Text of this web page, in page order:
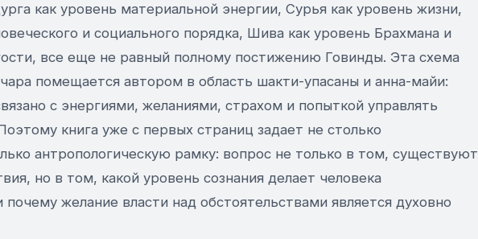
как уровень материальной энергии, Сурья как уровень жизни,
и социального порядка, Шива как уровень Брахмана и
все еще не равный полному постижению Говинды. Эта схема
помещается автором в область шакти-упасаны и анна-майи:
с энергиями, желаниями, страхом и попыткой управлять
книга уже с первых страниц задает не столько
антропологическую рамку: вопрос не только в том, существуют
но в том, какой уровень сознания делает человека
желание власти над обстоятельствами является духовно